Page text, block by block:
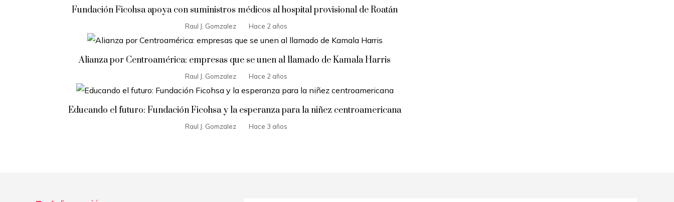
Fundación Ficohsa apoya con suministros médicos al hospital provisional de Roatán
Raul J. Gomzalez Hace 2 años
Alianza por Centroamérica: empresas que se unen al llamado de Kamala Harris
Raul J. Gomzalez Hace 2 años
Educando el futuro: Fundación Ficohsa y la esperanza para la niñez centroamericana
Raul J. Gomzalez Hace 3 años